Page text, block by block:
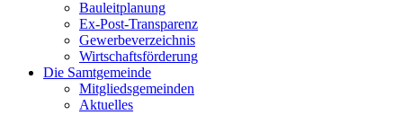
Bauleitplanung
Ex-Post-Transparenz
Gewerbeverzeichnis
Wirtschaftsförderung
Die Samtgemeinde
Mitgliedsgemeinden
Aktuelles